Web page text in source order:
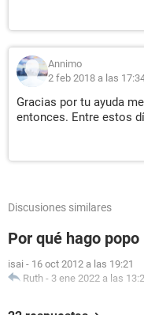
Annimo
2 feb 2018 a las
Gracias por tu ayuda
entonces. Entre estos
Discusiones similares
Por qué hago
isai - 16 oct 2012 a las 19:21
Ruth - 3 ene 2022 a las